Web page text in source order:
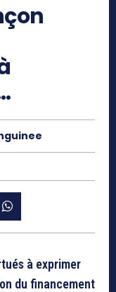
à exprimer
du financement